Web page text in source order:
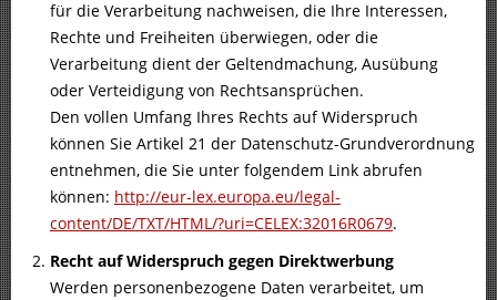
für die Verarbeitung nachweisen, die Ihre Interessen,
Rechte und Freiheiten überwiegen, oder die
Verarbeitung dient der Geltendmachung, Ausübung
oder Verteidigung von Rechtsansprüchen.
Den vollen Umfang Ihres Rechts auf Widerspruch
können Sie Artikel 21 der Datenschutz-Grundverordnung
entnehmen, die Sie unter folgendem Link abrufen
können: http://eur-lex.europa.eu/legal-
content/DE/TXT/HTML/?uri=CELEX:32016R0679.
Recht auf Widerspruch gegen Direktwerbung
Werden personenbezogene Daten verarbeitet, um